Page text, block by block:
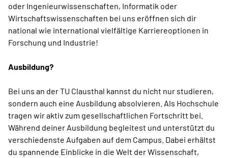
oder Ingenieurwissenschaften, Informatik oder
Wirtschaftswissenschaften bei uns eröffnen sich dir
national wie international vielfältige Karriereoptionen in
Forschung und Industrie!
Ausbildung?
Bei uns an der TU Clausthal kannst du nicht nur studieren,
sondern auch eine Ausbildung absolvieren. Als Hochschule
tragen wir aktiv zum gesellschaftlichen Fortschritt bei.
Während deiner Ausbildung begleitest und unterstützt du
verschiedenste Aufgaben auf dem Campus. Dabei erhältst
du spannende Einblicke in die Welt der Wissenschaft,